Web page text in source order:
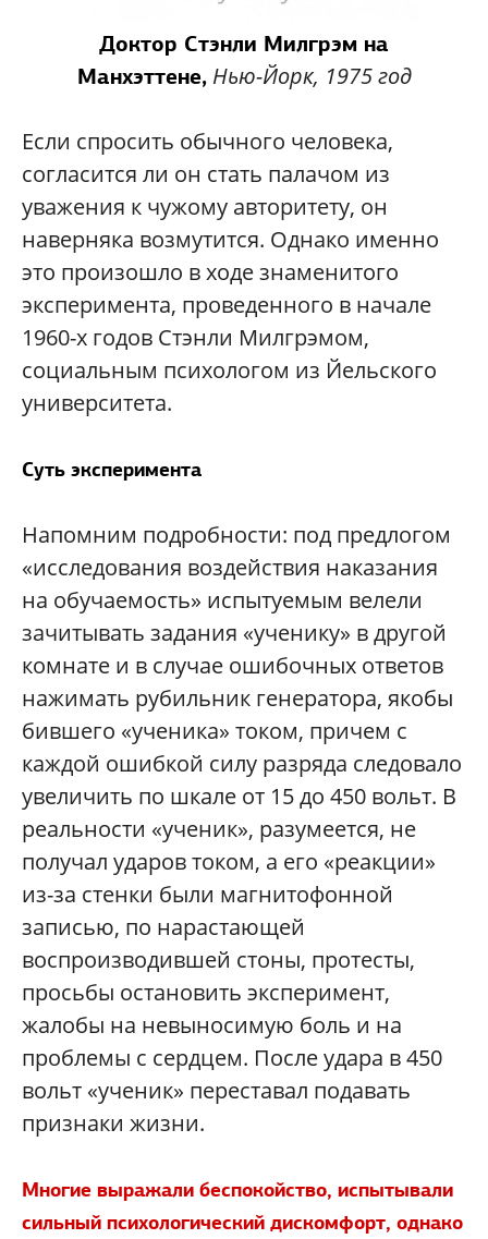
Доктор Стэнли Милгрэм на
Манхэттене, Нью-Йорк, 1975 год
Если спросить обычного человека,
согласится ли он стать палачом из
уважения к чужому авторитету, он
наверняка возмутится. Однако именно
это произошло в ходе знаменитого
эксперимента, проведенного в начале
1960-х годов Стэнли Милгрэмом,
социальным психологом из Йельского
университета.
Суть эксперимента
Напомним подробности: под предлогом
«исследования воздействия наказания
на обучаемость» испытуемым велели
зачитывать задания «ученику» в другой
комнате и в случае ошибочных ответов
нажимать рубильник генератора, якобы
бившего «ученика» током, причем с
каждой ошибкой силу разряда следовало
увеличить по шкале от 15 до 450 вольт. В
реальности «ученик», разумеется, не
получал ударов током, а его «реакции»
из-за стенки были магнитофонной
записью, по нарастающей
воспроизводившей стоны, протесты,
просьбы остановить эксперимент,
жалобы на невыносимую боль и на
проблемы с сердцем. После удара в 450
вольт «ученик» переставал подавать
признаки жизни.
Многие выражали беспокойство, испытывали
сильный психологический дискомфорт, однако